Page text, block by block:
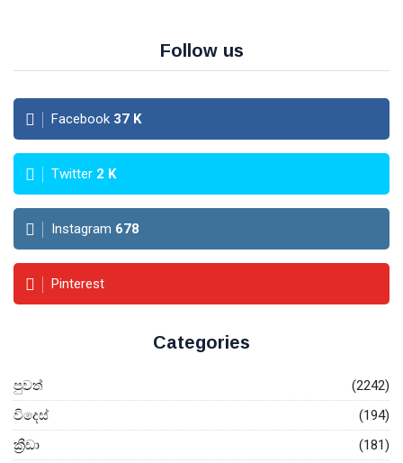
Follow us
Facebook 37 K
Twitter 2 K
Instagram 678
Pinterest
Categories
පුවත්
(2242)
විදෙස්
(194)
ක්‍රීඩා
(181)